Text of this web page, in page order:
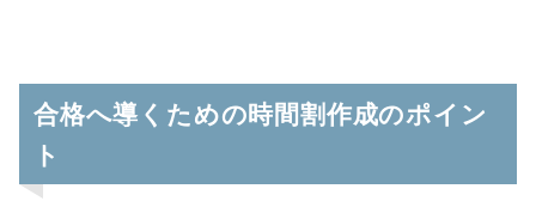
合格へ導くための時間割作成のポイン
ト